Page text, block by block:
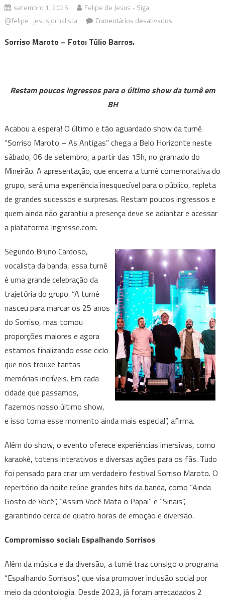
setembro 1, 2025
Felipe de Jesus - Siga:
@felipe_jesusjornalista
Comentários desativadosem
agita
do
Mineirão
neste
sábado
Sorriso Maroto – Foto: Túlio Barros.
Restam poucos ingressos para o último show da turnê em
BH
Acabou a espera! O último e tão aguardado show da turnê
“Sorriso Maroto – As Antigas” chega a Belo Horizonte neste
sábado, 06 de setembro, a partir das 15h, no gramado do
Mineirão. A apresentação, que encerra a turnê comemorativa do
grupo, será uma experiência inesquecível para o público, repleta
de grandes sucessos e surpresas. Restam poucos ingressos e
quem ainda não garantiu a presença deve se adiantar e acessar
a plataforma Ingresse.com.
Segundo Bruno Cardoso,
vocalista da banda, essa turnê
é uma grande celebração da
trajetória do grupo. “A turnê
nasceu para marcar os 25 anos
do Sorriso, mas tomou
proporções maiores e agora
estamos finalizando esse ciclo
que nos trouxe tantas
memórias incríveis. Em cada
cidade que passamos,
fazemos nosso último show,
e isso torna esse momento ainda mais especial”, afirma.
Além do show, o evento oferece experiências imersivas, como
karaokê, totens interativos e diversas ações para os fãs. Tudo
foi pensado para criar um verdadeiro festival Sorriso Maroto. O
repertório da noite reúne grandes hits da banda, como “Ainda
Gosto de Você”, “Assim Você Mata o Papai” e “Sinais”,
garantindo cerca de quatro horas de emoção e diversão.
Compromisso social: Espalhando Sorrisos
Além da música e da diversão, a turnê traz consigo o programa
“Espalhando Sorrisos”, que visa promover inclusão social por
meio da odontologia. Desde 2023, já foram arrecadados 2